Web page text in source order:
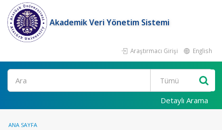
Akademik Veri Yönetim Sistemi
Araştırmacı Girişi English
Ara
Detaylı Arama
ANA SAYFA